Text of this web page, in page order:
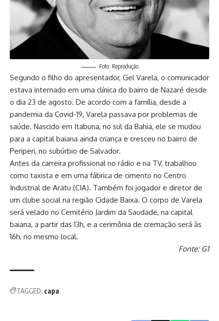
Foto: Reprodução
Segundo o filho do apresentador, Gel Varela, o comunicador
estava internado em uma clínica do bairro de Nazaré desde
o dia 23 de agosto. De acordo com a família, desde a
pandemia da Covid-19, Varela passava por problemas de
saúde. Nascido em Itabuna, no sul da Bahia, ele se mudou
para a capital baiana ainda criança e cresceu no bairro de
Periperi, no subúrbio de Salvador.
Antes da carreira profissional no rádio e na TV, trabalhou
como taxista e em uma fábrica de cimento no Centro
Industrial de Aratu (CIA). Também foi jogador e diretor de
um clube social na região Cidade Baixa. O corpo de Varela
será velado no Cemitério Jardim da Saudade, na capital
baiana, a partir das 13h, e a cerimônia de cremação será às
16h, no mesmo local.
Fonte: G1
TAGGED: capa